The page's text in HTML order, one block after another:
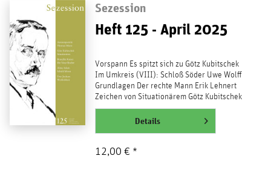
Sezession
Heft 125 - April 2025
Vorspann Es spitzt sich zu Götz Kubitschek
Im Umkreis (VIII): Schloß Söder Uwe Wolff
Grundlagen Der rechte Mann Erik Lehnert
Zeichen von Situationärem Götz Kubitschek
Rechte...
weiterlesenDetails
12,00 € *